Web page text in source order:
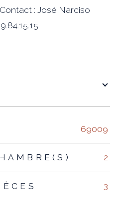
: José Narciso
TRAD_ZEPHYR_Valeurs
69009
2
3